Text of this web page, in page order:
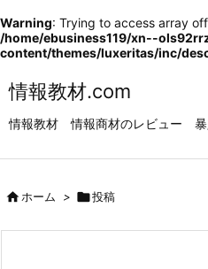
Warning: Trying to access array
/home/ebusiness119/xn--
content/themes/luxeritas/inc/
情報教材.com
情報教材 情報商材のレビュー
ホーム > 投稿